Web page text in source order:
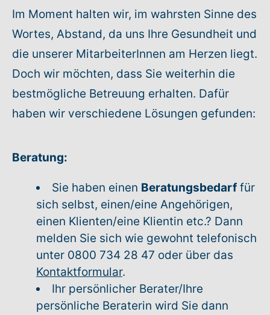
Warenkorb: 0
Im Moment halten wir, im wahrsten Sinne des
Wortes, Abstand, da uns Ihre Gesundheit und
die unserer MitarbeiterInnen am Herzen liegt.
Doch wir möchten, dass Sie weiterhin die
bestmögliche Betreuung erhalten. Dafür
haben wir verschiedene Lösungen gefunden:
Beratung:
Sie haben einen Beratungsbedarf für
sich selbst, einen/eine Angehörigen,
einen Klienten/eine Klientin etc.? Dann
melden Sie sich wie gewohnt telefonisch
unter 0800 734 28 47 oder über das
Kontaktformular.
Ihr persönlicher Berater/Ihre
persönliche Beraterin wird Sie dann